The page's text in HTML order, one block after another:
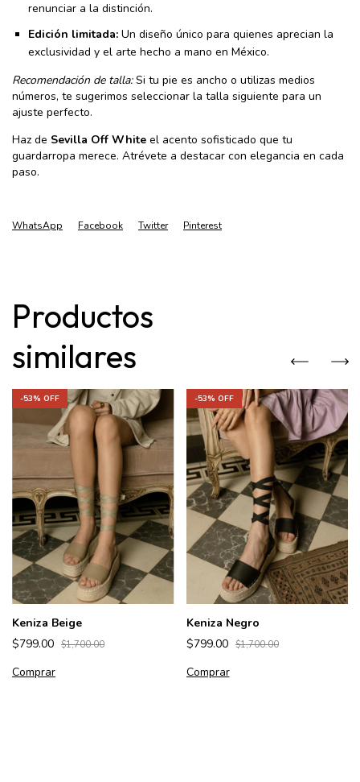
renunciar a la distinción.
Edición limitada: Un diseño único para quienes aprecian la
exclusividad y el arte hecho a mano en México.
Recomendación de talla:Si tu pie es ancho o utilizas medios
números, te sugerimos seleccionar la talla siguiente para un
ajuste perfecto.
Haz de Sevilla Off White el acento sofisticado que tu
guardarropa merece. Atrévete a destacar con elegancia en cada
paso.
WhatsApp Facebook Twitter Pinterest
Productos
similares
-53% OFF
Keniza Beige
$799.00 $1,700.00
Comprar
-53% OFF
Keniza Negro
$799.00 $1,700.00
Comprar